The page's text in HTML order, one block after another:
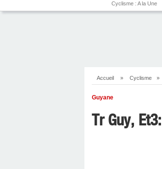
Cyclisme : A la Une
Accueil » Cyclisme »
Guyane
Tr Guy,